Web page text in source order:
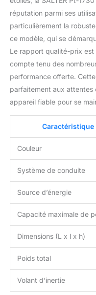
réputation parmi ses
particulièrement la
ce modèle, qui se
Le rapport qualité-prix
compte tenu des
performance offerte.
parfaitement aux attentes
appareil fiable pour se
Caractéristique
Couleur
Système de conduite
Source d’énergie
Capacité maximale de
Dimensions (L x l x h)
Poids total
Volant d’inertie